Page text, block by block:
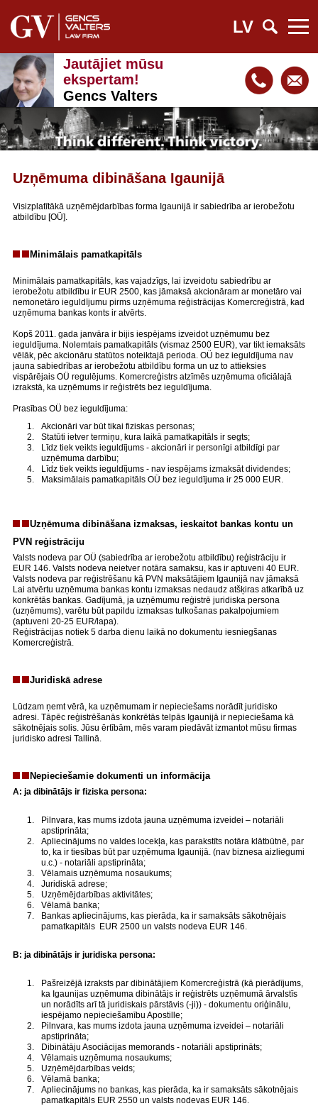
LV
Jautājiet mūsu
ekspertam!
Gencs Valters
Uzņēmuma dibināšana Igaunijā
Visizplatītākā uzņēmējdarbības forma Igaunijā ir sabiedrība ar ierobežotu
atbildību [OÜ].
Minimālais pamatkapitāls
Minimālais pamatkapitāls, kas vajadzīgs, lai izveidotu sabiedrību ar
ierobežotu atbildību ir EUR 2500, kas jāmaksā akcionāram ar monetāro vai
nemonetāro ieguldījumu pirms uzņēmuma reģistrācijas Komercreģistrā, kad
uzņēmuma bankas konts ir atvērts.
Kopš 2011. gada janvāra ir bijis iespējams izveidot uzņēmumu bez
ieguldījuma. Nolemtais pamatkapitāls (vismaz 2500 EUR), var tikt iemaksāts
vēlāk, pēc akcionāru statūtos noteiktajā perioda. OÜ bez ieguldījuma nav
jauna sabiedrības ar ierobežotu atbildību forma un uz to attieksies
vispārējais OÜ regulējums. Komercreģistrs atzīmēs uzņēmuma oficiālajā
izrakstā, ka uzņēmums ir reģistrēts bez ieguldījuma.
Prasības OÜ bez ieguldījuma:
Akcionāri var būt tikai fiziskas personas;
Statūti ietver termiņu, kura laikā pamatkapitāls ir segts;
Līdz tiek veikts ieguldījums - akcionāri ir personīgi atbildīgi par
uzņēmuma darbību;
Līdz tiek veikts ieguldījums - nav iespējams izmaksāt dividendes;
Maksimālais pamatkapitāls OÜ bez ieguldījuma ir 25 000 EUR.
Uzņēmuma dibināšana izmaksas, ieskaitot bankas kontu un
PVN reģistrāciju
Valsts nodeva par OÜ (sabiedrība ar ierobežotu atbildību) reģistrāciju ir
EUR 146. Valsts nodeva neietver notāra samaksu, kas ir aptuveni 40 EUR.
Valsts nodeva par reģistrēšanu kā PVN maksātājiem Igaunijā nav jāmaksā
Lai atvērtu uzņēmuma bankas kontu izmaksas nedaudz atšķiras atkarībā uz
konkrētās bankas. Gadījumā, ja uzņēmumu reģistrē juridiska persona
(uzņēmums), varētu būt papildu izmaksas tulkošanas pakalpojumiem
(aptuveni 20-25 EUR/lapa).
Reģistrācijas notiek 5 darba dienu laikā no dokumentu iesniegšanas
Komercreģistrā.
Juridiskā adrese
Lūdzam ņemt vērā, ka uzņēmumam ir nepieciešams norādīt juridisko
adresi. Tāpēc reģistrēšanās konkrētās telpās Igaunijā ir nepieciešama kā
sākotnējais solis. Jūsu ērtībām, mēs varam piedāvāt izmantot mūsu firmas
juridisko adresi Tallinā.
Nepieciešamie dokumenti un informācija
A: ja dibinātājs ir fiziska persona:
Pilnvara, kas mums izdota jauna uzņēmuma izveidei – notariāli
apstiprināta;
Apliecinājums no valdes locekļa, kas parakstīts notāra klātbūtnē, par
to, ka ir tiesības būt par uzņēmuma Igaunijā. (nav biznesa aizliegumi
u.c.) - notariāli apstiprināta;
Vēlamais uzņēmuma nosaukums;
Juridiskā adrese;
Uzņēmējdarbības aktivitātes;
Vēlamā banka;
Bankas apliecinājums, kas pierāda, ka ir samaksāts sākotnējais
pamatkapitāls EUR 2500 un valsts nodeva EUR 146.
B: ja dibinātājs ir juridiska persona:
Pašreizējā izraksts par dibinātājiem Komercreģistrā (kā pierādījums,
ka Igaunijas uzņēmuma dibinātājs ir reģistrēts uzņēmumā ārvalstīs
un norādīts arī tā juridiskais pārstāvis (-ji)) - dokumentu oriģinālu,
iespējamo nepieciešamību Apostille;
Pilnvara, kas mums izdota jauna uzņēmuma izveidei – notariāli
apstiprināta;
Dibinātāju Asociācijas memorands - notariāli apstiprināts;
Vēlamais uzņēmuma nosaukums;
Uzņēmējdarbības veids;
Vēlamā banka;
Apliecinājums no bankas, kas pierāda, ka ir samaksāts sākotnējais
pamatkapitāls EUR 2550 un valsts nodevas EUR 146.